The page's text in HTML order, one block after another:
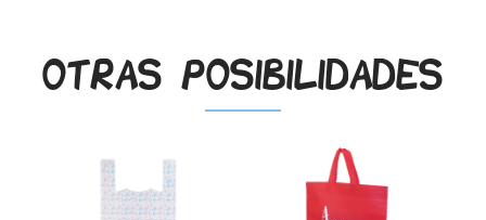
Otras posibilidades